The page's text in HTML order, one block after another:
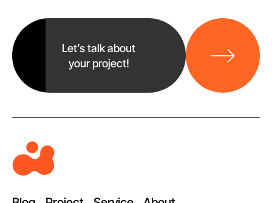
Let’s talk about
your project!
로
가
기
e
a